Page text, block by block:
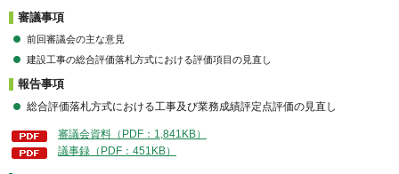
審議事項
前回審議会の主な意見
建設工事の総合評価落札方式における評価項目の見直し
報告事項
総合評価落札方式における工事及び業務成績評定点評価の見直し
審議会資料（PDF：1,841KB）
議事録（PDF：451KB）